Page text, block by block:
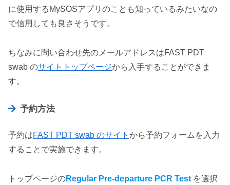
に使用するMySOSアプリのことも知っているみたいなの
で信用しても良さそうです。
ちなみに問い合わせ先のメールアドレスはFAST PDT
swab のサイトトップページから入手することができま
す。
予約方法
予約はFAST PDT swab のサイト から予約フォームを入力
することで実施できます。
トップページのRegular Pre-departure PCR Test を選択